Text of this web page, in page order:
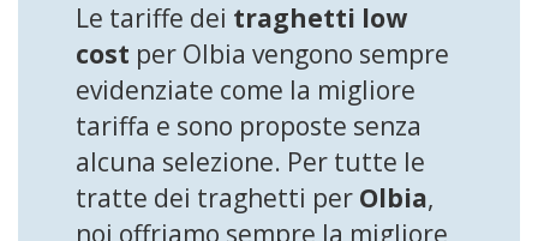
Le tariffe dei traghetti low
cost per Olbia vengono sempre
evidenziate come la migliore
tariffa e sono proposte senza
alcuna selezione. Per tutte le
tratte dei traghetti per Olbia,
noi offriamo sempre la migliore